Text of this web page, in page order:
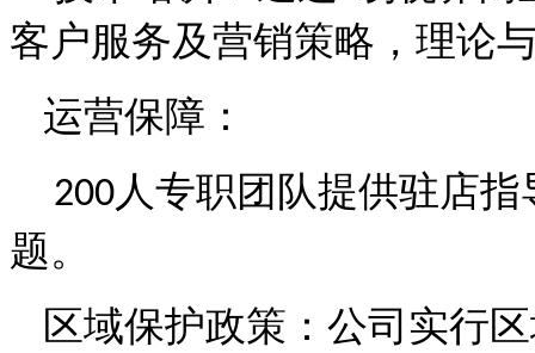
客户服务及营销策略，理论
运营保障：
200人专职团队提供驻店
题。
区域保护政策： 公司实行